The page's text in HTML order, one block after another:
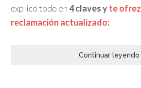
explico todo en4 claves yte
reclamación actualizado:
Continuar leyendo